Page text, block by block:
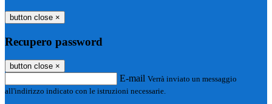
button close ×
Recupero password
button close ×
E-mail Verrà inviato un messaggio
all'indirizzo indicato con le istruzioni necessarie.